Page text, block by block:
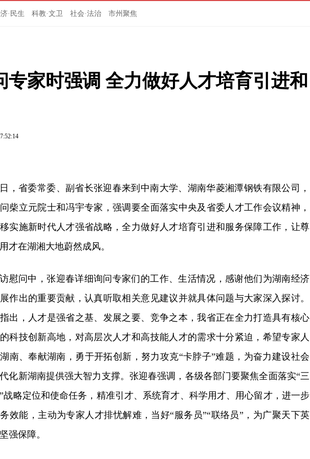
·民生 科教·文卫 社会·法治 市州聚焦
专家时强调 全力做好人才培育引进和
，省委常委、副省长张迎春来到中南大学、湖南华菱湘潭钢铁有限公司，
柴立元院士和冯宇专家，强调要全面落实中央及省委人才工作会议精神，
实施新时代人才强省战略，全力做好人才培育引进和服务保障工作，让尊
才在湖湘大地蔚然成风。
慰问中，张迎春详细询问专家们的工作、生活情况，感谢他们为湖南经济
作出的重要贡献，认真听取相关意见建议并就具体问题与大家深入探讨。
出，人才是强省之基、发展之要、竞争之本，我省正在全力打造具有核心
科技创新高地，对高层次人才和高技能人才的需求十分紧迫，希望专家人
南、奉献湖南，勇于开拓创新，努力攻克“卡脖子”难题，为奋力建设社会
化新湖南提供强大智力支撑。张迎春强调，各级各部门要聚焦全面落实“三
战略定位和使命任务，精准引才、系统育才、科学用才、用心留才，进一步
效能，主动为专家人才排忧解难，当好“服务员”“联络员”，为广聚天下英
强保障。